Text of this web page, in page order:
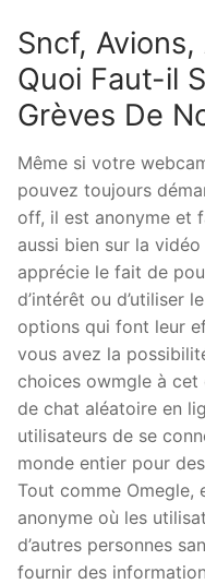
Sncf,
Quoi Faut-il
Grèves De
Même si votre
pouvez toujours
off, il est anonyme et
aussi bien sur la vidéo
apprécie le fait de
d’intérêt ou d’utiliser
options qui font leur
vous avez la
choices owmgle à cet
de chat aléatoire en
utilisateurs de se
monde entier pour
Tout comme Omegle,
anonyme où les
d’autres personnes
fournir des